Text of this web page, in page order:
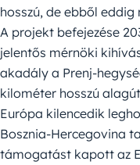
hosszú, de ebből eddig
A projekt befejezése
jelentős mérnöki
akadály a Prenj-
kilométer hosszú
Európa kilencedik
Bosznia-Hercegovina
támogatást kapott az